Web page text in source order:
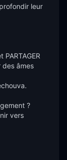
leur
âmes
?
vers